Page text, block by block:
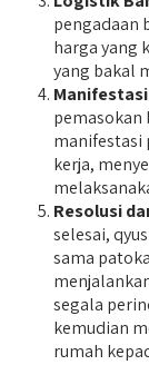
pengadaan
harga yang
yang bakal
pemasokan
manifestasi
kerja,
Resolusi
selesai,
sama
segala
kemudian
rumah